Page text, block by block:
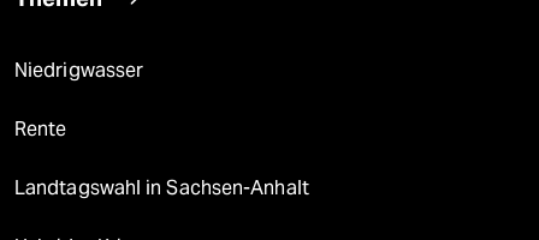
Niedrigwasser
Rente
Landtagswahl in Sachsen-Anhalt